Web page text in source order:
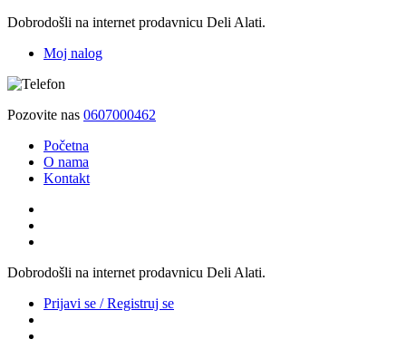
Dobrodošli na internet prodavnicu Deli Alati.
Moj nalog
Pozovite nas 0607000462
Početna
O nama
Kontakt
Dobrodošli na internet prodavnicu Deli Alati.
Prijavi se / Registruj se